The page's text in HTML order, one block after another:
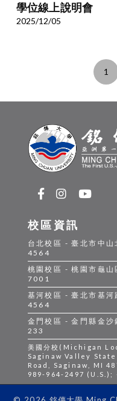
學位線上說明會
2025/12/05
1
校區資訊
台北校區 - 臺北市中
4564
桃園校區 - 桃園市龜
7001
基河校區 - 臺北市基
4564
金門校區 - 金門縣金
233
美國分校(Michigan
Saginaw Valley
Road, Saginaw, MI
989-964-2497 (U.S.);